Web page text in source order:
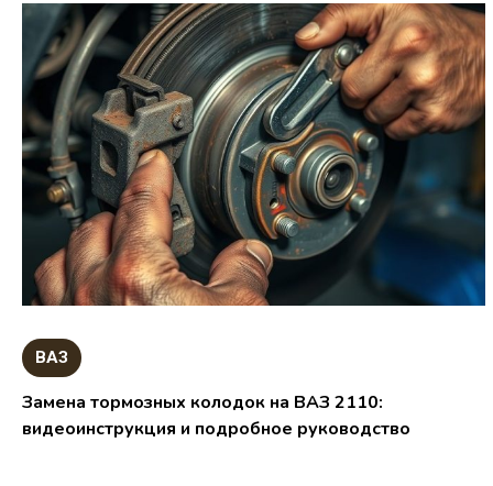
ВАЗ
Замена тормозных колодок на ВАЗ 2110:
видеоинструкция и подробное руководство